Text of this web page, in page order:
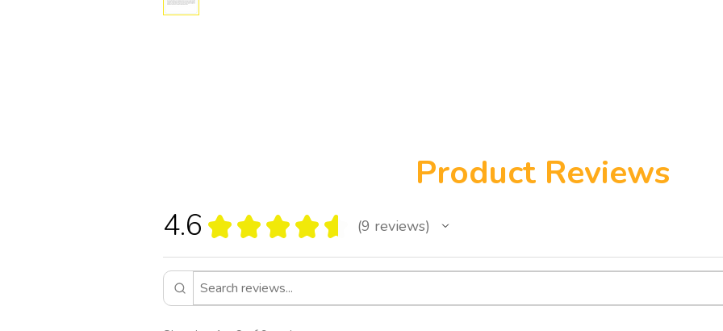
Werkvormen rond
conflictvaardigheden,
versterken van
Oefeningen rond
intimiteit en het
Product Reviews
4.6 ★ ★ ★ ★ ★ 9 reviews
9